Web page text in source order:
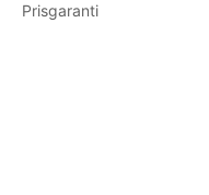
Prisgaranti